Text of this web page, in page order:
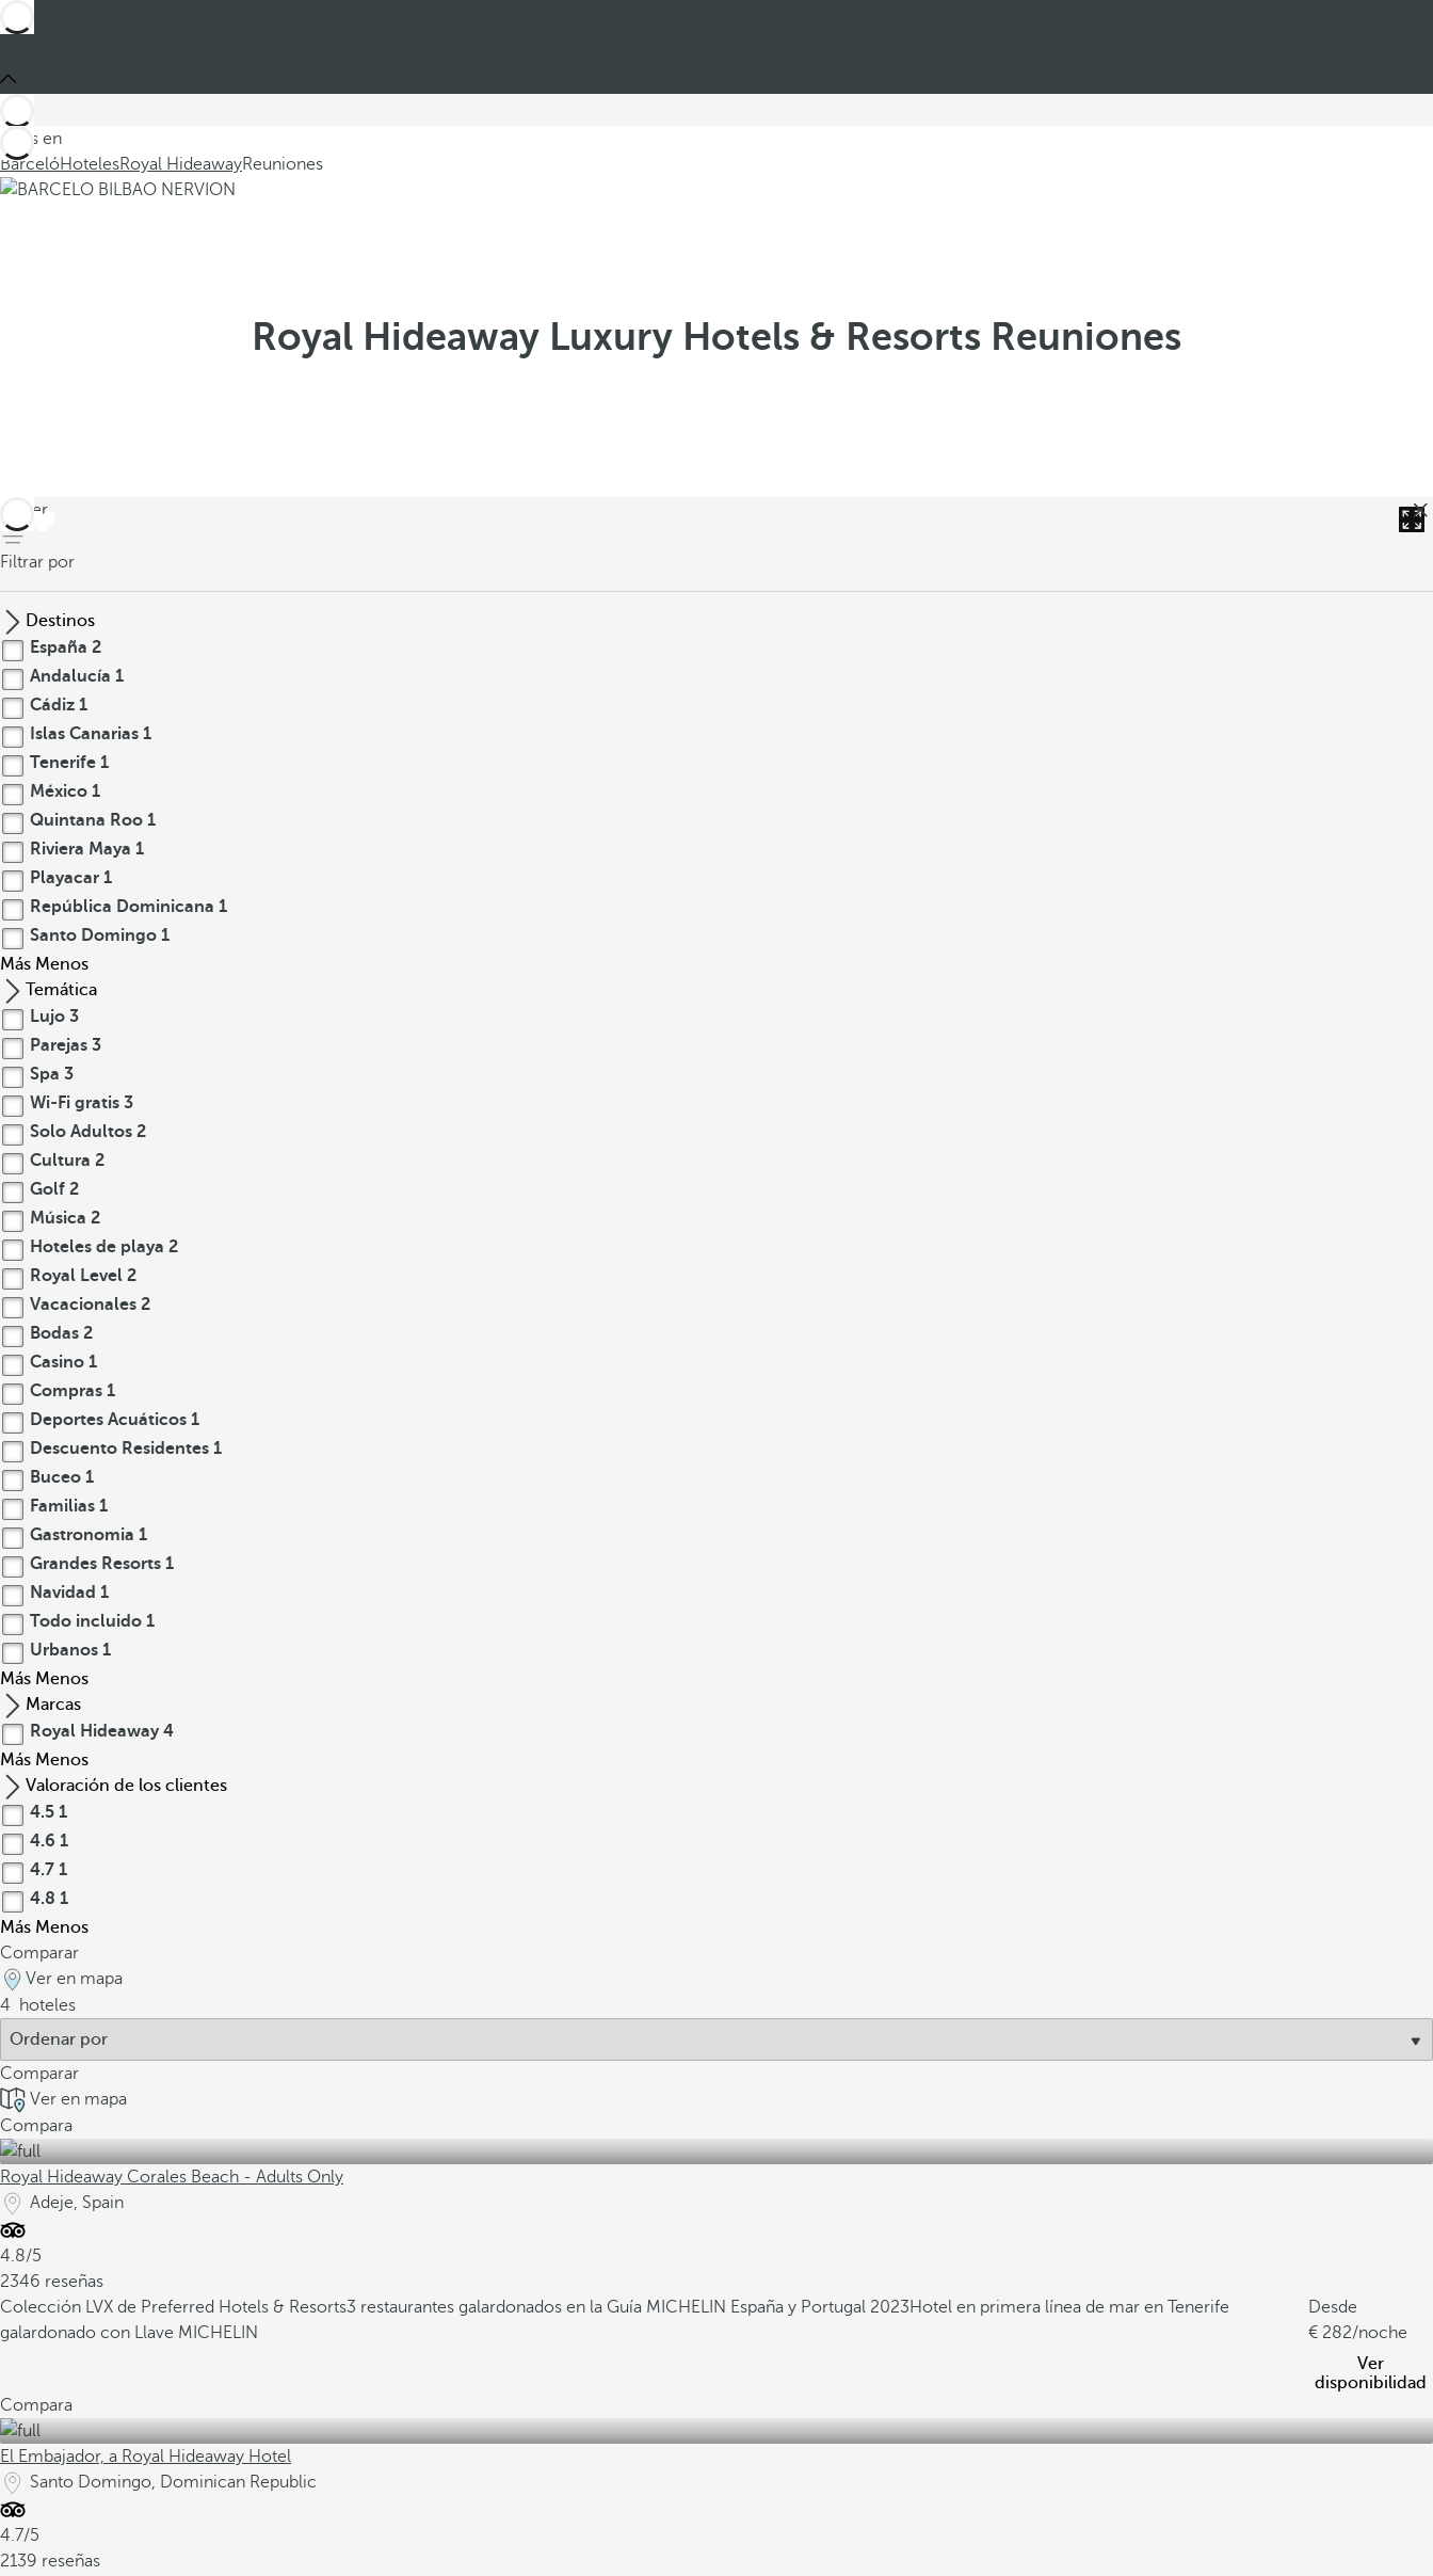
Estás en
BarcelóHotelesRoyal HideawayReuniones
Royal Hideaway Luxury Hotels & Resorts Reuniones
volver
Filtrar por
Destinos
España 2
Andalucía 1
Cádiz 1
Islas Canarias 1
Tenerife 1
México 1
Quintana Roo 1
Riviera Maya 1
Playacar 1
República Dominicana 1
Santo Domingo 1
Más Menos
Temática
Lujo 3
Parejas 3
Spa 3
Wi-Fi gratis 3
Solo Adultos 2
Cultura 2
Golf 2
Música 2
Hoteles de playa 2
Royal Level 2
Vacacionales 2
Bodas 2
Casino 1
Compras 1
Deportes Acuáticos 1
Descuento Residentes 1
Buceo 1
Familias 1
Gastronomia 1
Grandes Resorts 1
Navidad 1
Todo incluido 1
Urbanos 1
Más Menos
Marcas
Royal Hideaway 4
Más Menos
Valoración de los clientes
4.5 1
4.6 1
4.7 1
4.8 1
Más Menos
Comparar
Ver en mapa
4
hoteles
Comparar
Ver en mapa
Compara
Royal Hideaway Corales Beach - Adults Only
Adeje, Spain
4.8/5
2346 reseñas
Colección LVX de Preferred Hotels & Resorts3 restaurantes galardonados en la Guía MICHELIN España y Portugal 2023Hotel en primera línea de mar en Tenerife
galardonado con Llave MICHELIN
Desde
282/noche
Ver
disponibilidad
Compara
El Embajador, a Royal Hideaway Hotel
Santo Domingo, Dominican Republic
4.7/5
2139 reseñas